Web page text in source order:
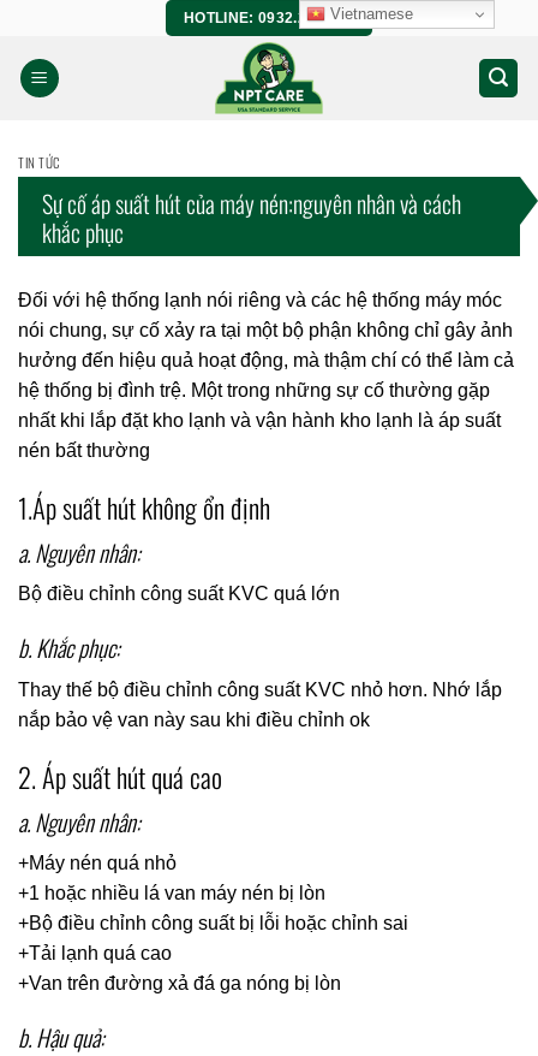
nội
dung
HOTLINE: 0932.266.458
TIN TỨC
Sự cố áp suất hút của máy nén:nguyên nhân và cách
khắc phục
Đối với hệ thống lạnh nói riêng và các hệ thống máy móc
nói chung, sự cố xảy ra tại một bộ phận không chỉ gây ảnh
hưởng đến hiệu quả hoạt động, mà thậm chí có thể làm cả
hệ thống bị đình trệ. Một trong những sự cố thường gặp
nhất khi lắp đặt kho lạnh và vận hành kho lạnh là áp suất
nén bất thường
1.Áp suất hút không ổn định
a. Nguyên nhân:
Bộ điều chỉnh công suất KVC quá lớn
b. Khắc phục:
Thay thế bộ điều chỉnh công suất KVC nhỏ hơn. Nhớ lắp
nắp bảo vệ van này sau khi điều chỉnh ok
2. Áp suất hút quá cao
a. Nguyên nhân:
+Máy nén quá nhỏ
+1 hoặc nhiều lá van máy nén bị lòn
+Bộ điều chỉnh công suất bị lỗi hoặc chỉnh sai
+Tải lạnh quá cao
+Van trên đường xả đá ga nóng bị lòn
b. Hậu quả:
Vietnamese